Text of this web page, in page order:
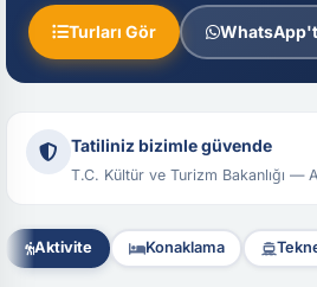
Turları Gör
Tatiliniz bizimle güvende
T.C. Kültür ve Turizm Bakanlığı —
Aktivite Konaklama